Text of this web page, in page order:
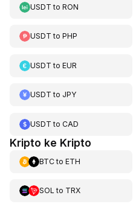
USDT to RON
USDT to PHP
USDT to EUR
USDT to JPY
USDT to CAD
Kripto ke Kripto
BTCto ETH
SOL to TRX